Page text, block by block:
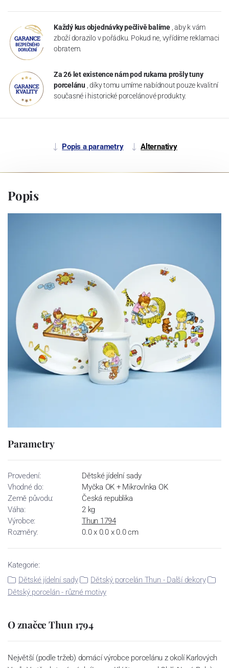
Každý kus objednávky pečlivě balíme , aby k vám
zboží dorazilo v pořádku. Pokud ne, vyřídíme reklamaci
obratem.
Za 26 let existence nám pod rukama prošly tuny
porcelánu , díky tomu umíme nabídnout pouze kvalitní
současné i historické porcelánové produkty.
Popis a parametry Alternativy
Popis
Parametry
Provedení:
Dětské jídelní sady
Vhodné do:
Myčka OK + Mikrovlnka OK
Země původu:
Česká republika
Váha:
2 kg
Výrobce:
Thun 1794
Rozměry:
0.0 x 0.0 x 0.0 cm
Kategorie:
Dětské jídelní sady
Dětský porcelán Thun - Další dekory
Dětský porcelán - různé motivy
O značce Thun 1794
Největší (podle tržeb) domácí výrobce porcelánu z okolí Karlových